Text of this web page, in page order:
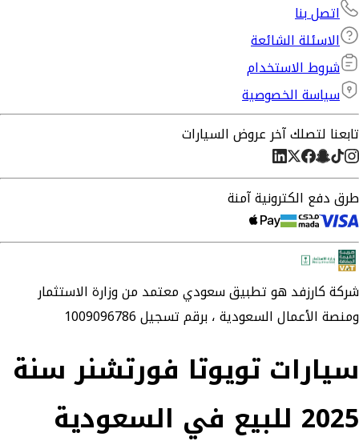
اتصل بنا
الاسئلة الشائعة
شروط الاستخدام
سياسة الخصوصية
تابعنا لتصلك آخر عروض السيارات
طرق دفع الكترونية آمنة
شركةكارزفدهو تطبيق سعودي معتمد من وزارة الاستثمار
ومنصة الأعمال السعودية ،برقم تسجيل 1009096786
سيارات تويوتا فورتشنر سنة
2025 للبيع في السعودية